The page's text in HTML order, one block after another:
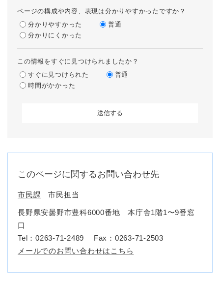
ページの構成や内容、表現は分かりやすかったですか？
分かりやすかった
普通
分かりにくかった
この情報をすぐに見つけられましたか？
すぐに見つけられた
普通
時間がかかった
このページに関するお問い合わせ先
市民課 市民担当
長野県安曇野市豊科6000番地 本庁舎1階1〜9番窓
口
Tel：0263-71-2489
Fax：0263-71-2503
メールでのお問い合わせはこちら